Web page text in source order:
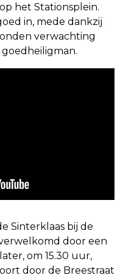
het Stationsplein.
in, mede dankzij
verwachting
Sinterklaas bij de
door een
om 15.30 uur,
door de Breestraat